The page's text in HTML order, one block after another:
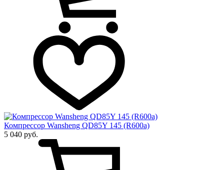
Компрессор Wansheng QD85Y 145 (R600a)
5 040 руб.